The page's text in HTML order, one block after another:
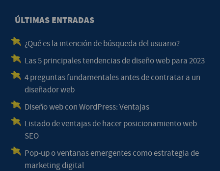
ÚLTIMAS ENTRADAS
¿Qué es la intención de búsqueda del usuario?
Las 5 principales tendencias de diseño web para 2023
4 preguntas fundamentales antes de contratar a un
diseñador web
Diseño web con WordPress: Ventajas
Listado de ventajas de hacer posicionamiento web
SEO
Pop-up o ventanas emergentes como estrategia de
marketing digital